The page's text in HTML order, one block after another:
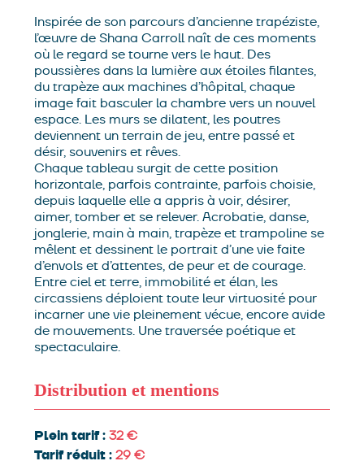
Inspirée de son parcours d’ancienne trapéziste,
l’œuvre de Shana Carroll naît de ces moments
où le regard se tourne vers le haut. Des
poussières dans la lumière aux étoiles filantes,
du trapèze aux machines d’hôpital, chaque
image fait basculer la chambre vers un nouvel
espace. Les murs se dilatent, les poutres
deviennent un terrain de jeu, entre passé et
désir, souvenirs et rêves.
Chaque tableau surgit de cette position
horizontale, parfois contrainte, parfois choisie,
depuis laquelle elle a appris à voir, désirer,
aimer, tomber et se relever. Acrobatie, danse,
jonglerie, main à main, trapèze et trampoline se
mêlent et dessinent le portrait d’une vie faite
d’envols et d’attentes, de peur et de courage.
Entre ciel et terre, immobilité et élan, les
circassiens déploient toute leur virtuosité pour
incarner une vie pleinement vécue, encore avide
de mouvements. Une traversée poétique et
spectaculaire.
Distribution et mentions
Carroll
Plein tarif :32
Tarif réduit :29